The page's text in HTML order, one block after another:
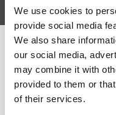
We use cookies to
provide social media
We also share
our social media,
may combine it with
provided to them or
of their services.
Produktbeskrivning
Detta är en
akrylmålning i högsta
softacryl flat har långt
Storlek: 6